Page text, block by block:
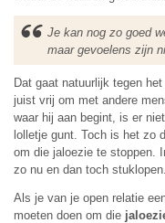
Je kan nog zo goed
maar gevoelens zijn
Dat gaat natuurlijk tegen
juist vrij om met andere
waar hij aan begint, is er
lolletje gunt. Toch is het zo
om die jaloezie te stoppen.
zo nu en dan toch stuklopen.
Als je van je open relatie
moeten doen om die